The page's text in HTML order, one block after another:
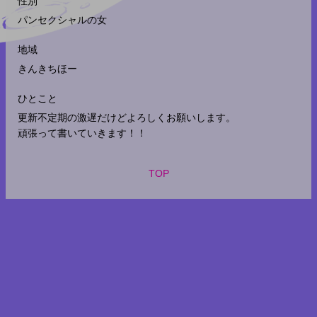
パンセクシャルの女
地域
きんきちほー
ひとこと
更新不定期の激遅だけどよろしくお願いします。
頑張って書いていきます！！
TOP